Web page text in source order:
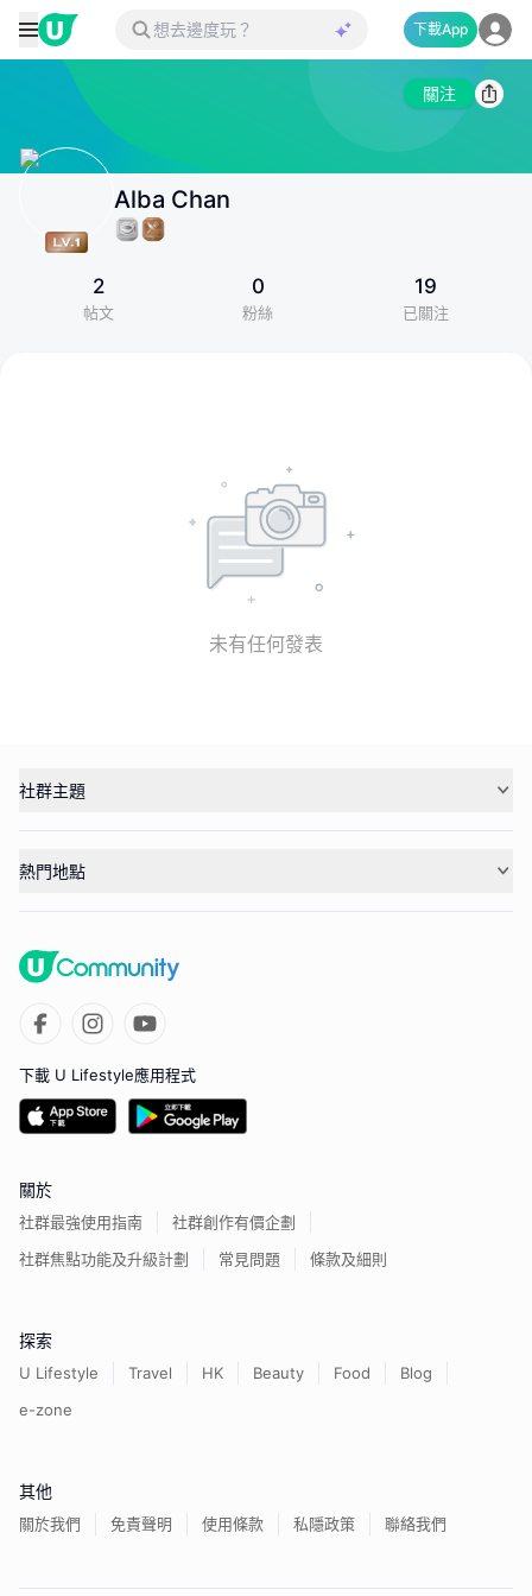
下載App
關注
Alba Chan
2
帖文
0
粉絲
19
已關注
未有任何發表
社群主題
熱門地點
下載 U Lifestyle應用程式
關於
社群最強使用指南
社群創作有價企劃
社群焦點功能及升級計劃
常見問題 條款及細則
探索
U Lifestyle Travel HK Beauty Food
Blog
e-zone
其他
關於我們 免責聲明 使用條款 私隱政策 聯絡我們